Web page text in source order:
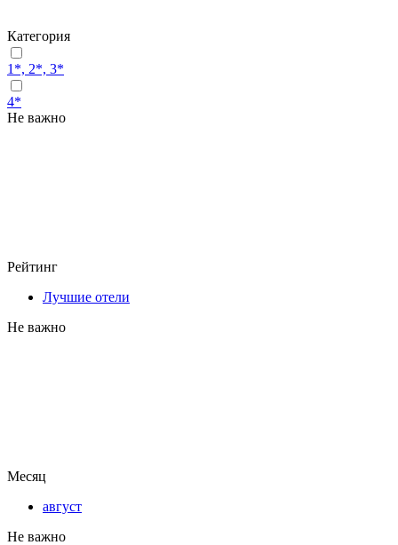
Категория
1*, 2*, 3*
4*
Не важно
Рейтинг
Лучшие отели
Не важно
Месяц
август
Не важно